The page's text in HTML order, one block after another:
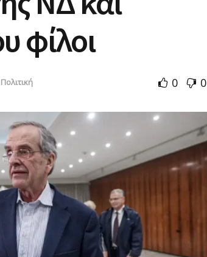
φίλοι
Πολιτική 0 0